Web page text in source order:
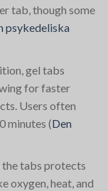
tab, though some
psykedeliska
gel tabs
for faster
Users often
minutes​ (Den
the tabs protects
oxygen, heat, and